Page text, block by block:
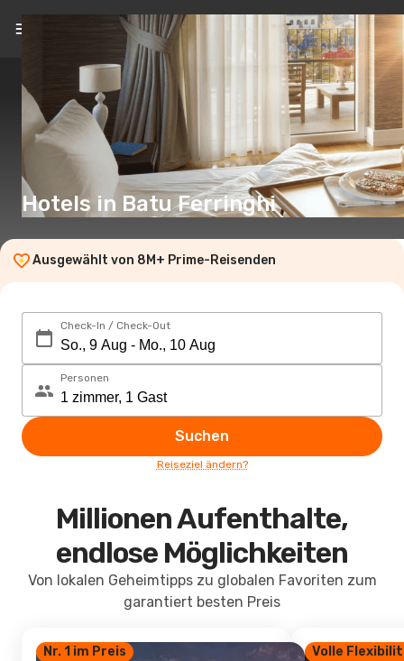
DE(€)
Hotels in Batu Ferringhi
Ausgewählt von 8M+ Prime-Reisenden
Check-In / Check-Out
Personen
Suchen
Reiseziel ändern?
Millionen Aufenthalte,
endlose Möglichkeiten
Von lokalen Geheimtipps zu globalen Favoriten zum
garantiert besten Preis
Nr. 1 im Preis Volle